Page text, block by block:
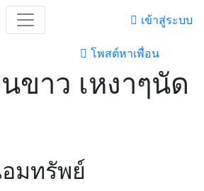
เข้าสู่ระบบ
โพสต์หาเพื่อน
ขาว เหงาๆนัด
มทรัพย์